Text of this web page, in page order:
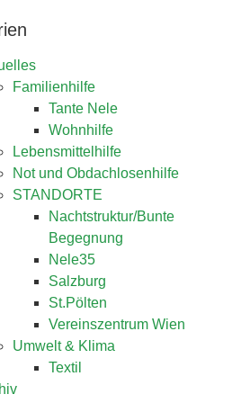
Familienhilfe
Tante Nele
Wohnhilfe
Lebensmittelhilfe
Not und Obdachlosenhilfe
STANDORTE
Nachtstruktur/Bunte
Begegnung
Nele35
Salzburg
St.Pölten
Vereinszentrum Wien
Umwelt & Klima
Textil